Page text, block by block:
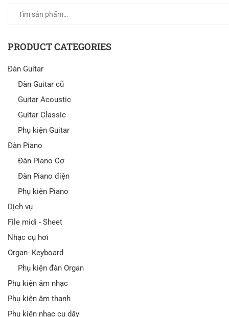
PRODUCT CATEGORIES
Đàn Guitar
Đàn Guitar cũ
Guitar Acoustic
Guitar Classic
Phụ kiện Guitar
Đàn Piano
Đàn Piano Cơ
Đàn Piano điện
Phụ kiện Piano
Dịch vụ
File midi - Sheet
Nhạc cụ hơi
Organ- Keyboard
Phụ kiện đàn Organ
Phụ kiện âm nhạc
Phụ kiện âm thanh
Phụ kiện nhạc cụ dây